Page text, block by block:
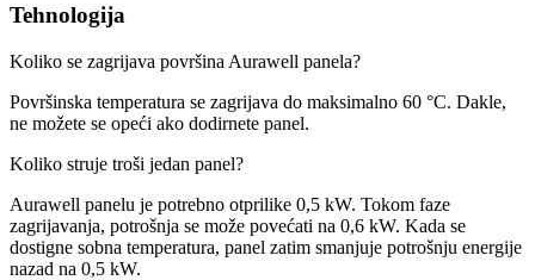
Tehnologija
Koliko se zagrijava površina Aurawell panela?
Površinska temperatura se zagrijava do maksimalno 60 °C. Dakle,
ne možete se opeći ako dodirnete panel.
Koliko struje troši jedan panel?
Aurawell panelu je potrebno otprilike 0,5 kW. Tokom faze
zagrijavanja, potrošnja se može povećati na 0,6 kW. Kada se
dostigne sobna temperatura, panel zatim smanjuje potrošnju energije
nazad na 0,5 kW.